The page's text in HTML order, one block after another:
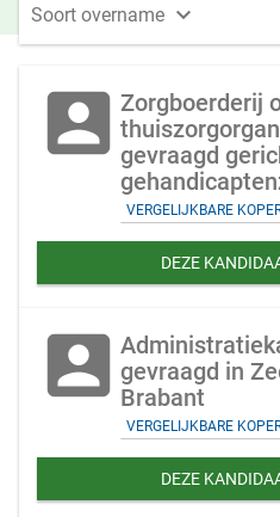
Soort overname 
account_box Zorgboerderij
gevraagd
VERGELIJKBARE
DEZE
account_box gevraagd in
Brabant
VERGELIJKBARE
DEZE